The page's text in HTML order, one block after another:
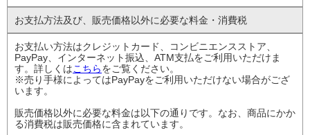
お支払方法及び、 販売価格以外に必要な料金・消費税
お支払い方法はクレジットカード、コンビニエンスストア、
PayPay、インターネット振込、ATM支払をご利用いただけま
す。詳しくはこちらをご覧ください。
※売り手様によってはPayPayをご利用いただけない場合がござ
います。
販売価格以外に必要な料金は以下の通りです。なお、商品にかか
る消費税は販売価格に含まれています。